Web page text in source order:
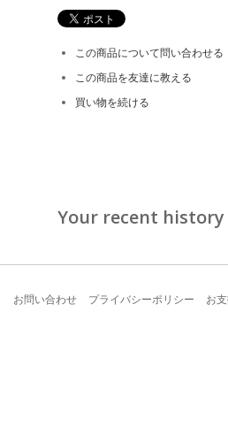
この商品について問い合わせる
この商品を友達に教える
買い物を続ける
Your recent history
お問い合わせ プライバシーポリシー お